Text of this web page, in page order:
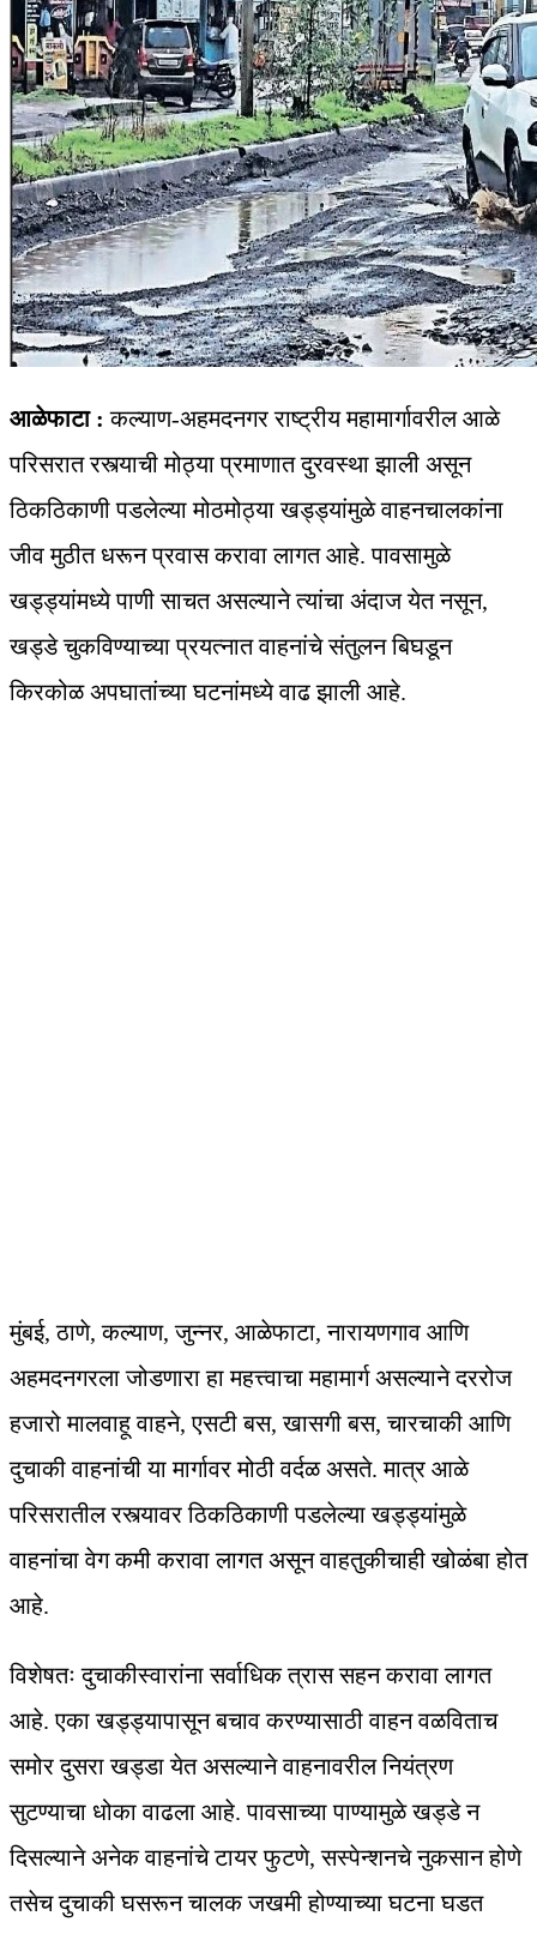
आळेफाटा :कल्याण-अहमदनगर राष्ट्रीय महामार्गावरील आळे
परिसरात रस्त्याची मोठ्या प्रमाणात दुरवस्था झाली असून
ठिकठिकाणी पडलेल्या मोठमोठ्या खड्ड्यांमुळे वाहनचालकांना
जीव मुठीत धरून प्रवास करावा लागत आहे. पावसामुळे
खड्ड्यांमध्ये पाणी साचत असल्याने त्यांचा अंदाज येत नसून,
खड्डे चुकविण्याच्या प्रयत्नात वाहनांचे संतुलन बिघडून
किरकोळ अपघातांच्या घटनांमध्ये वाढ झाली आहे.
मुंबई, ठाणे, कल्याण, जुन्नर, आळेफाटा, नारायणगाव आणि
अहमदनगरला जोडणारा हा महत्त्वाचा महामार्ग असल्याने दररोज
हजारो मालवाहू वाहने, एसटी बस, खासगी बस, चारचाकी आणि
दुचाकी वाहनांची या मार्गावर मोठी वर्दळ असते. मात्र आळे
परिसरातील रस्त्यावर ठिकठिकाणी पडलेल्या खड्ड्यांमुळे
वाहनांचा वेग कमी करावा लागत असून वाहतुकीचाही खोळंबा होत
आहे.
विशेषतः दुचाकीस्वारांना सर्वाधिक त्रास सहन करावा लागत
आहे. एका खड्ड्यापासून बचाव करण्यासाठी वाहन वळविताच
समोर दुसरा खड्डा येत असल्याने वाहनावरील नियंत्रण
सुटण्याचा धोका वाढला आहे. पावसाच्या पाण्यामुळे खड्डे न
दिसल्याने अनेक वाहनांचे टायर फुटणे, सस्पेन्शनचे नुकसान होणे
तसेच दुचाकी घसरून चालक जखमी होण्याच्या घटना घडत